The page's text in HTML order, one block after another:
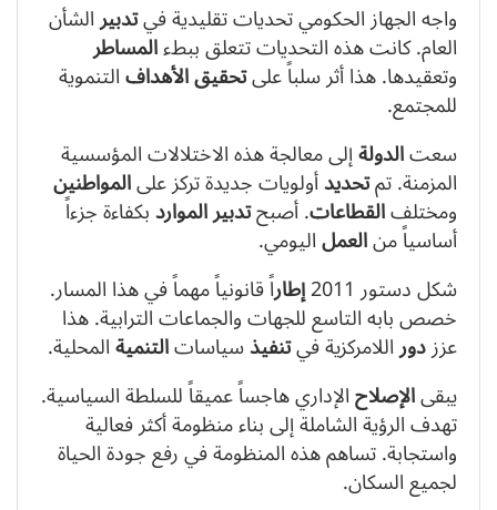
واجه الجهاز الحكومي تحديات تقليدية فيتدبيرالشأن
العام. كانت هذه التحديات تتعلق ببطءالمساطر
وتعقيدها. هذا أثر سلباً علىتحقيقالأهدافالتنموية
للمجتمع.
سعتالدولةإلى معالجة هذه الاختلالات المؤسسية
المزمنة. تمتحديدأولويات جديدة تركز علىالمواطنين
ومختلفالقطاعات. أصبحتدبيرالمواردبكفاءة جزءاً
أساسياً منالعملاليومي.
شكل دستور 2011
إطاراً قانونياً مهماً في هذا المسار.
خصص بابه التاسع للجهات والجماعات الترابية. هذا
عززدوراللامركزية فيتنفيذسياساتالتنميةالمحلية.
يبقىالإصلاحالإداري هاجساً عميقاً للسلطة السياسية.
تهدف الرؤية الشاملة إلى بناء منظومة أكثر فعالية
واستجابة. تساهم هذه المنظومة في رفع جودة الحياة
لجميع السكان.